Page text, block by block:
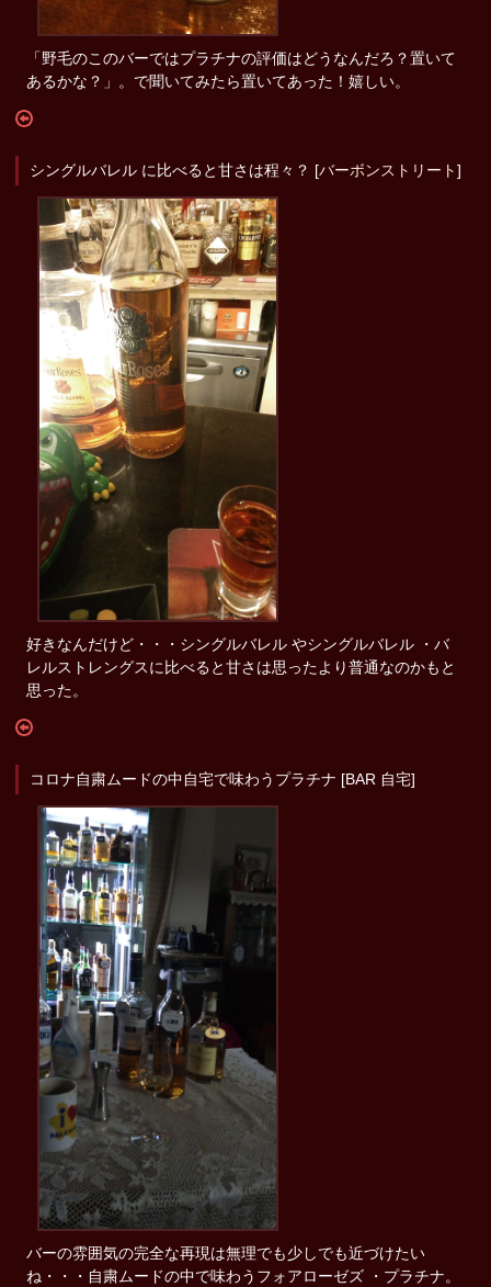
「野毛のこのバーではプラチナの評価はどうなんだろ？置いて
あるかな？」。で聞いてみたら置いてあった！嬉しい。
シングルバレル に比べると甘さは程々？ [バーボンストリート]
好きなんだけど・・・シングルバレル やシングルバレル ・バ
レルストレングスに比べると甘さは思ったより普通なのかもと
思った。
コロナ自粛ムードの中自宅で味わうプラチナ [BAR 自宅]
バーの雰囲気の完全な再現は無理でも少しでも近づけたい
ね・・・自粛ムードの中で味わうフォアローゼズ ・プラチナ。